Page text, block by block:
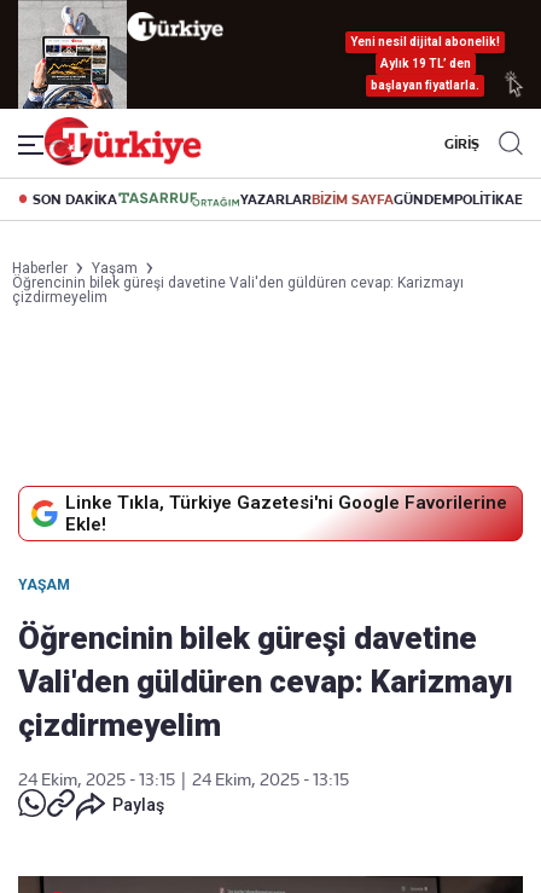
Yeni nesil dijital abonelik!
Aylık 19 TL’ den
başlayan fiyatlarla.
GİRİŞ
SON DAKİKA YAZARLARBİZİM SAYFAGÜNDEMPOLİTİKA
Haberler
Yaşam
Öğrencinin bilek güreşi davetine Vali'den güldüren cevap: Karizmayı
çizdirmeyelim
Linke Tıkla, Türkiye Gazetesi'ni Google Favorilerine
Ekle!
YAŞAM
Öğrencinin bilek güreşi davetine
Vali'den güldüren cevap: Karizmayı
çizdirmeyelim
24 Ekim, 2025 - 13:15
24 Ekim, 2025 - 13:15
Paylaş